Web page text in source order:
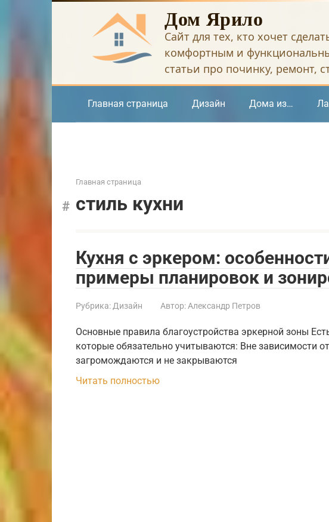
Дом Ярило
Сайт для тех, кто хочет
комфортным и
статьи про починку, ремонт,
Главная страница Дизайн Дома из…
Главная страница
стиль кухни
Кухня с эркером:
примеры планировок и
Рубрика: Дизайн Автор: Александр Петров
Основные правила благоустройства эркерной зоны
которые обязательно учитываются: Вне зависимости
загромождаются и не закрываются
Читать полностью